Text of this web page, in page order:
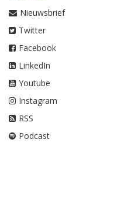
Nieuwsbrief
Twitter
Facebook
LinkedIn
Youtube
Instagram
RSS
Podcast